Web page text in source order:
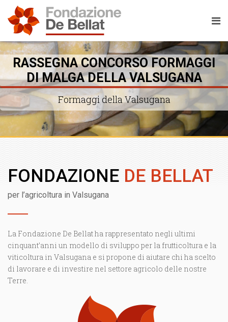
RASSEGNA CONCORSO FORMAGGI
DI MALGA DELLA VALSUGANA
Formaggi della Valsugana
FONDAZIONE DE BELLAT
per l’agricoltura in Valsugana
La Fondazione De Bellat ha rappresentato negli ultimi
cinquant’anni un modello di sviluppo per la frutticoltura e la
viticoltura in Valsugana e si propone di aiutare chi ha scelto
di lavorare e di investire nel settore agricolo delle nostre
Terre.